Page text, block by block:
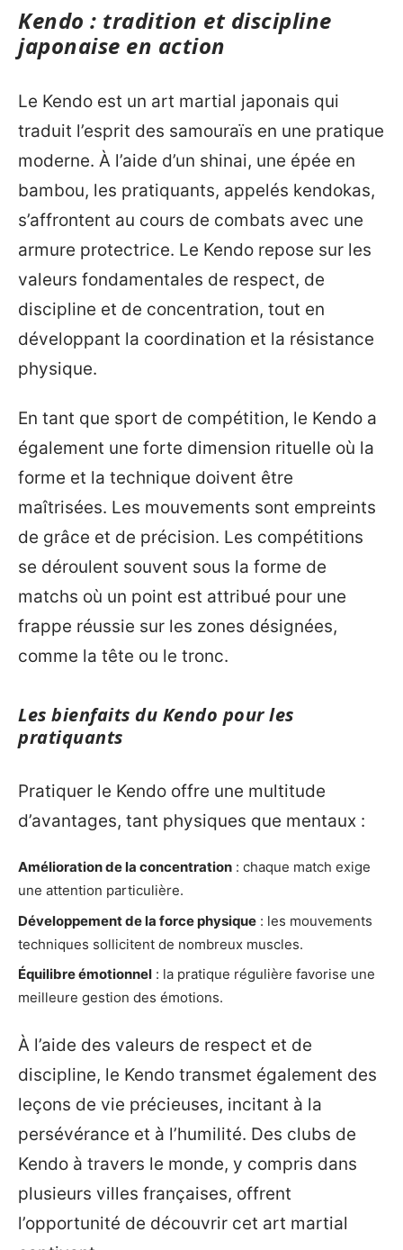
Kendo : tradition et discipline
japonaise en action
Le Kendo est un art martial japonais qui
traduit l’esprit des samouraïs en une pratique
moderne. À l’aide d’un shinai, une épée en
bambou, les pratiquants, appelés kendokas,
s’affrontent au cours de combats avec une
armure protectrice. Le Kendo repose sur les
valeurs fondamentales de respect, de
discipline et de concentration, tout en
développant la coordination et la résistance
physique.
En tant que sport de compétition, le Kendo a
également une forte dimension rituelle où la
forme et la technique doivent être
maîtrisées. Les mouvements sont empreints
de grâce et de précision. Les compétitions
se déroulent souvent sous la forme de
matchs où un point est attribué pour une
frappe réussie sur les zones désignées,
comme la tête ou le tronc.
Les bienfaits du Kendo pour les
pratiquants
Pratiquer le Kendo offre une multitude
d’avantages, tant physiques que mentaux :
Amélioration de la concentration : chaque match exige
une attention particulière.
Développement de la force physique : les mouvements
techniques sollicitent de nombreux muscles.
Équilibre émotionnel : la pratique régulière favorise une
meilleure gestion des émotions.
À l’aide des valeurs de respect et de
discipline, le Kendo transmet également des
leçons de vie précieuses, incitant à la
persévérance et à l’humilité. Des clubs de
Kendo à travers le monde, y compris dans
plusieurs villes françaises, offrent
l’opportunité de découvrir cet art martial